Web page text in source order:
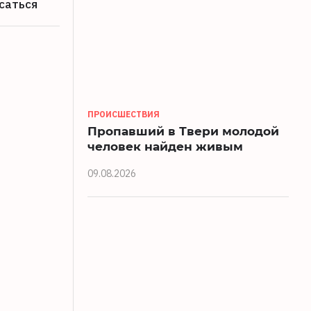
ПРОИСШЕСТВИЯ
Пропавший в Твери молодой
человек найден живым
09.08.2026